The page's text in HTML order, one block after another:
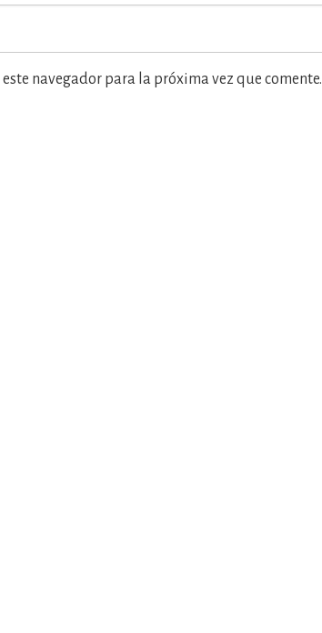
navegador para la próxima vez que comente.